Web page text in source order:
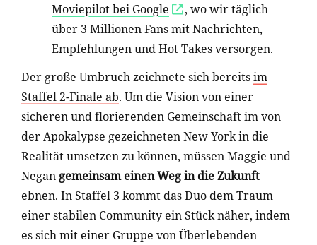
Moviepilot bei Google
, wo wir täglich
über 3 Millionen Fans mit Nachrichten,
Empfehlungen und Hot Takes versorgen.
Der große Umbruch zeichnete sich bereitsim
Staffel 2-Finale ab. Um die Vision von einer
sicheren und florierenden Gemeinschaft im von
der Apokalypse gezeichneten New York in die
Realität umsetzen zu können, müssen Maggie und
Negangemeinsam einen Weg in die Zukunft
ebnen. In Staffel 3 kommt das Duo dem Traum
einer stabilen Community ein Stück näher, indem
es sich mit einer Gruppe von Überlebenden